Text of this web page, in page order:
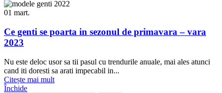
01 mart.
Ce genti se poarta in sezonul de primavara – vara
2023
Nu este deloc usor sa tii pasul cu trendurile anuale, mai ales atunci
cand iti doresti sa arati impecabil in...
Citește mai mult
Închide